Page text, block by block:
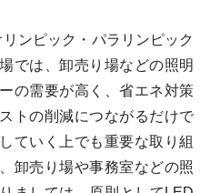
ンピック・パラリンピック
では、卸売り場などの照明
の需要が高く、省エネ対策
トの削減につながるだけで
ていく上でも重要な取り組
卸売り場や事務室などの照